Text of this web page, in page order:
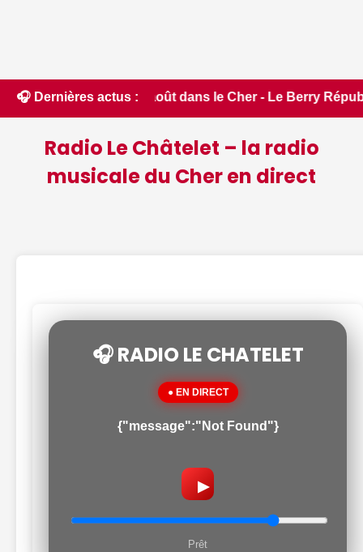
🎧 Dernières actus :
août dans le Cher - Le Berry Républicain • 📰
Radio Le Châtelet – la radio
musicale du Cher en direct
🎧 RADIO LE CHATELET
● EN DIRECT
{"message":"Not Found"}
▶
Prêt